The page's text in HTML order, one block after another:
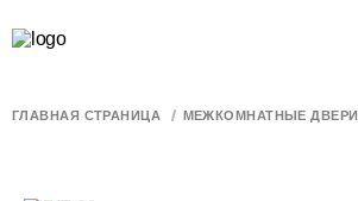
ГЛАВНАЯ СТРАНИЦА МЕЖКОМНАТНЫЕ ДВЕРИ